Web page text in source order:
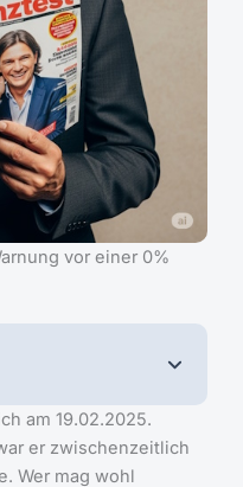
vor einer 0%
am 19.02.2025.
er zwischenzeitlich
Wer mag wohl